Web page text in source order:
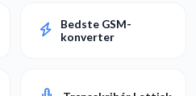
Bedste GSM-
konverter